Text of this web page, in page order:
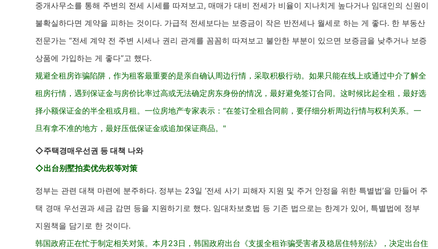
중개사무소를 통해 주변의 전세 시세를 따져보고, 매매가 대비 전세가 비율이 지나치게 높다거나 임대인의 신원이
불확실하다면 계약을 피하는 것이다. 가급적 전세보다는 보증금이 작은 반전세나 월세로 하는 게 좋다. 한 부동산
전문가는 “전세 계약 전 주변 시세나 권리 관계를 꼼꼼히 따져보고 불안한 부분이 있으면 보증금을 낮추거나 보증
상품에 가입하는 게 좋다”고 했다.
规避全租房诈骗陷阱，作为租客最重要的是亲自确认周边行情，采取积极行动。如果只能在线上或通过中介了解全
租房行情，遇到保证金与房价比率过高或无法确定房东身份的情况，最好避免签订合同。这时候比起全租，最好选
择小额保证金的半全租或月租。一位房地产专家表示：“在签订全租合同前，要仔细分析周边行情与权利关系。一
旦有拿不准的地方，最好压低保证金或追加保证商品。"
◇주택경매우선권 등 대책 나와
◇出台别墅拍卖优先权等对策
정부는 관련 대책 마련에 분주하다. 정부는 23일 ‘전세 사기 피해자 지원 및 주거 안정을 위한 특별법’을 만들어 주
택 경매 우선권과 세금 감면 등을 지원하기로 했다. 임대차보호법 등 기존 법으로는 한계가 있어, 특별법에 정부
지원책을 담기로 한 것이다.
韩国政府正在忙于制定相关对策。本月23日，韩国政府出台《支援全租诈骗受害者及稳居住特别法》，决定出台住